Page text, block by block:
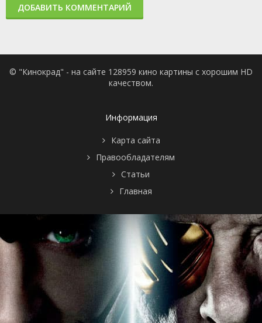
ДОБАВИТЬ КОММЕНТАРИЙ
© "Кинокрад" - на сайте 128959 кино картины с хорошим HD
качеством.
Информация
Карта сайта
Правообладателям
Статьи
Главная